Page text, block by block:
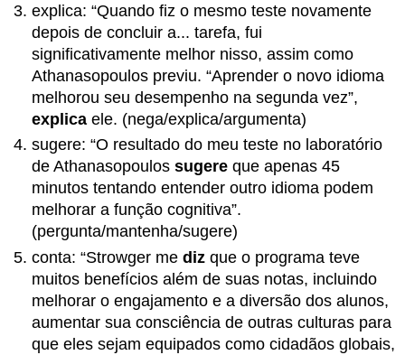
explica: “Quando fiz o mesmo teste novamente
depois de concluir a... tarefa, fui
significativamente melhor nisso, assim como
Athanasopoulos previu. “Aprender o novo idioma
melhorou seu desempenho na segunda vez”,
explica ele. (nega/explica/argumenta)
sugere: “O resultado do meu teste no laboratório
de Athanasopoulossugere que apenas 45
minutos tentando entender outro idioma podem
melhorar a função cognitiva”.
(pergunta/mantenha/sugere)
conta: “Strowger mediz que o programa teve
muitos benefícios além de suas notas, incluindo
melhorar o engajamento e a diversão dos alunos,
aumentar sua consciência de outras culturas para
que eles sejam equipados como cidadãos globais,